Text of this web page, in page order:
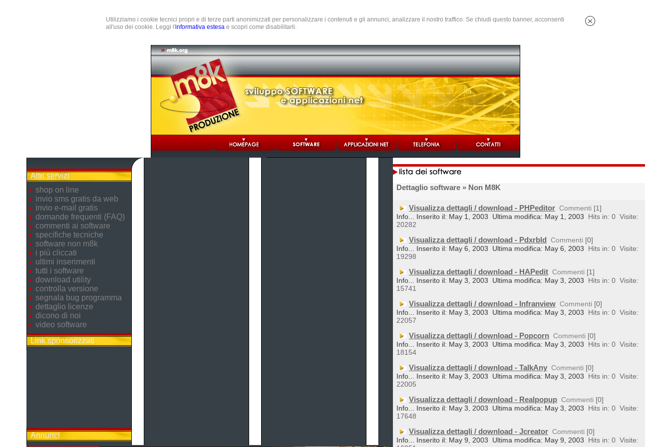
Utilizziamo i cookie tecnici propri e di terze parti anonimizzati per personalizzare i contenuti e gli annunci, analizzare il nostro traffico. Se chiudi questo banner, acconsenti
all'uso dei cookie. Leggi l'informativa estesa e scopri come disabilitarli.
Altri servizi
shop on line
invio sms gratis da web
invio e-mail gratis
domande frequenti (FAQ)
commenti ai software
specifiche tecniche
software non m8k
i più cliccati
ultimi inserimenti
tutti i software
download utility
controlla versione
segnala bug programma
dettaglio licenze
dicono di noi
video software
Link sponsorizzati
Annunci
Dettaglio software » Non M8K
Visualizza dettagli / download - PHPeditor Commenti [1]
Info... Inserito il: May 1, 2003
Ultima modifica: May 1, 2003 Hits in: 0 Visite:
20282
Visualizza dettagli / download - Pdxrbld Commenti [0]
Info... Inserito il: May 6, 2003
Ultima modifica: May 6, 2003 Hits in: 0 Visite:
19298
Visualizza dettagli / download - HAPedit Commenti [1]
Info... Inserito il: May 3, 2003
Ultima modifica: May 3, 2003 Hits in: 0 Visite:
15741
Visualizza dettagli / download - Infranview Commenti [0]
Info... Inserito il: May 3, 2003
Ultima modifica: May 3, 2003 Hits in: 0 Visite:
22057
Visualizza dettagli / download - Popcorn Commenti [0]
Info... Inserito il: May 3, 2003
Ultima modifica: May 3, 2003 Hits in: 0 Visite:
18154
Visualizza dettagli / download - TalkAny Commenti [0]
Info... Inserito il: May 3, 2003
Ultima modifica: May 3, 2003 Hits in: 0 Visite:
22005
Visualizza dettagli / download - Realpopup Commenti [0]
Info... Inserito il: May 3, 2003
Ultima modifica: May 3, 2003 Hits in: 0 Visite:
17648
Visualizza dettagli / download - Jcreator Commenti [0]
Info... Inserito il: May 9, 2003
Ultima modifica: May 9, 2003 Hits in: 0 Visite: